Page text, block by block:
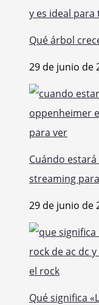
Qué árbol
29 de junio de
Cuándo
streaming
29 de junio de
Qué significa